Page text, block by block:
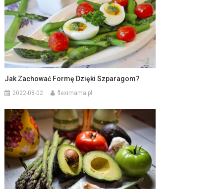
Jak Zachować Formę Dzięki Szparagom?
2022-08-02 fleximama.pl